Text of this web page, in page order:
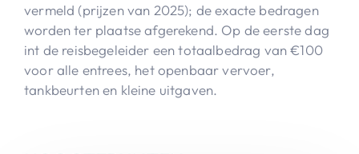
vermeld (prijzen van 2025); de exacte bedragen
worden ter plaatse afgerekend. Op de eerste dag
int de reisbegeleider een totaalbedrag van €100
voor alle entrees, het openbaar vervoer,
tankbeurten en kleine uitgaven.